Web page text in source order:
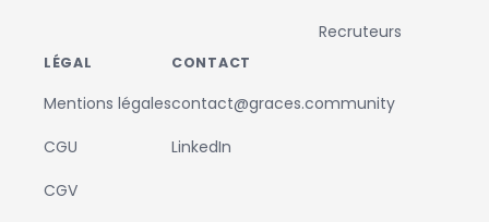
Recruteurs
LÉGAL
Mentions légales
CGU
CGV
CONTACT
contact@graces.community
LinkedIn